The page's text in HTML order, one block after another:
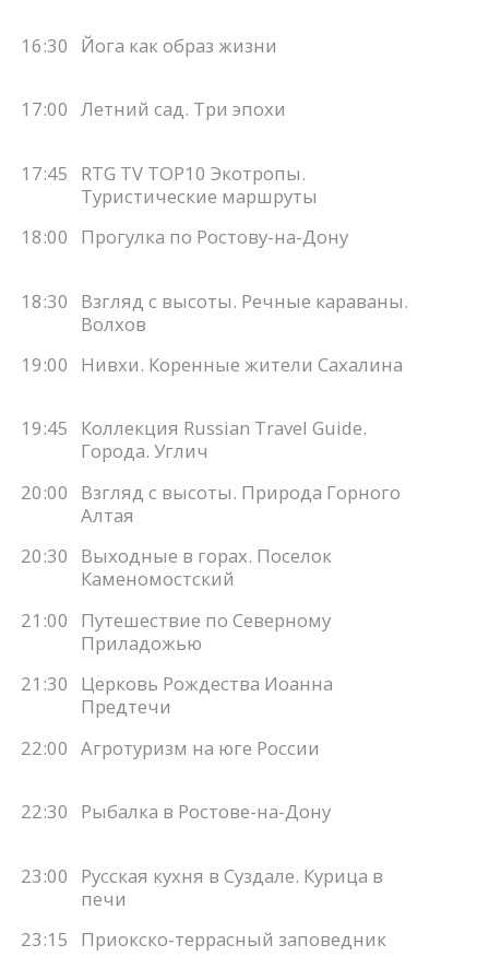
16:30 Йога как образ жизни
17:00 Летний сад. Три эпохи
17:45
RTG TV TOP10 Экотропы.
Туристические маршруты
18:00
Прогулка по Ростову-на-Дону
18:30
Взгляд с высоты. Речные караваны.
Волхов
19:00
Нивхи. Коренные жители Сахалина
19:45
Коллекция Russian Travel Guide.
Города. Углич
20:00
Взгляд с высоты. Природа Горного
Алтая
20:30
Выходные в горах. Поселок
Каменомостский
21:00
Путешествие по Северному
Приладожью
21:30
Церковь Рождества Иоанна
Предтечи
22:00 Агротуризм на юге России
22:30 Рыбалка в Ростове-на-Дону
23:00
Русская кухня в Суздале. Курица в
печи
23:15
Приокско-террасный заповедник